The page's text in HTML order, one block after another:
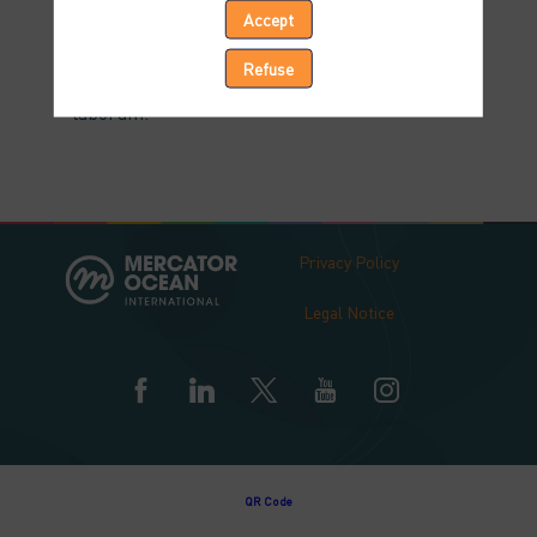
in reprehenderit in voluptate velit esse cillum
dolore eu fugiat nulla pariatur. Excepteur sint
occaecat cupidatat non proident, sunt in culpa
qui officia deserunt mollit anim id est
laborum.
Privacy Policy
Legal Notice
QR Code
Accept
Refuse